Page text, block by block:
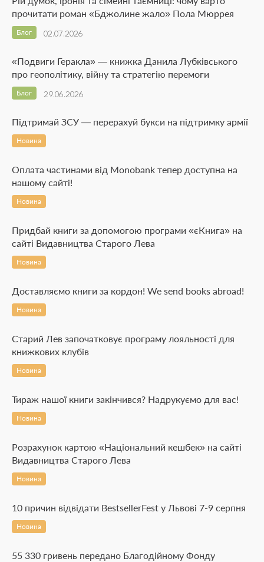
прочитати роман «Бджолине жало» Пола Мюррея
02.07.2026
Блог
«Подвиги Геракла» — книжка Данила Лубківського
про геополітику, війну та стратегію перемоги
29.06.2026
Блог
Підтримай ЗСУ — перерахуй букси на підтримку армії
Новина
Оплата частинами від Monobank тепер доступна на
нашому сайті!
Новина
Придбай книги за допомогою програми «єКнига» на
сайті Видавництва Старого Лева
Новина
Доставляємо книги за кордон! We send books abroad!
Новина
Старий Лев започатковує програму лояльності для
книжкових клубів
Новина
Тираж нашої книги закінчився? Надрукуємо для вас!
Новина
Розрахунок картою «Національний кешбек» на сайті
Видавництва Старого Лева
Новина
10 причин відвідати BestsellerFest у Львові 7-9 серпня
Новина
55 330 гривень передано Благодійному Фонду